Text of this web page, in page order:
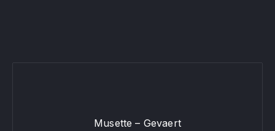
Musette – Gevaert